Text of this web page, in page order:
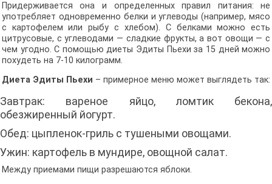
Придерживается она и определенных правил питания: не
употребляет одновременно белки и углеводы (например, мясо
с картофелем или рыбу с хлебом). С белками можно есть
цитрусовые, с углеводами — сладкие фрукты, а вот овощи — с
чем угодно. С помощью диеты Эдиты Пьехи за 15 дней можно
похудеть на 7-10 килограмм.
Диета Эдиты Пьехи – примерное меню может выглядеть так:
Завтрак: вареное яйцо, ломтик бекона,
обезжиренный йогурт.
Обед: цыпленок-гриль с тушеными овощами.
Ужин: картофель в мундире, овощной салат.
Между приемами пищи разрешаются яблоки.